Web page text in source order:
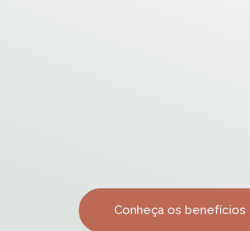
Conheça os benefícios